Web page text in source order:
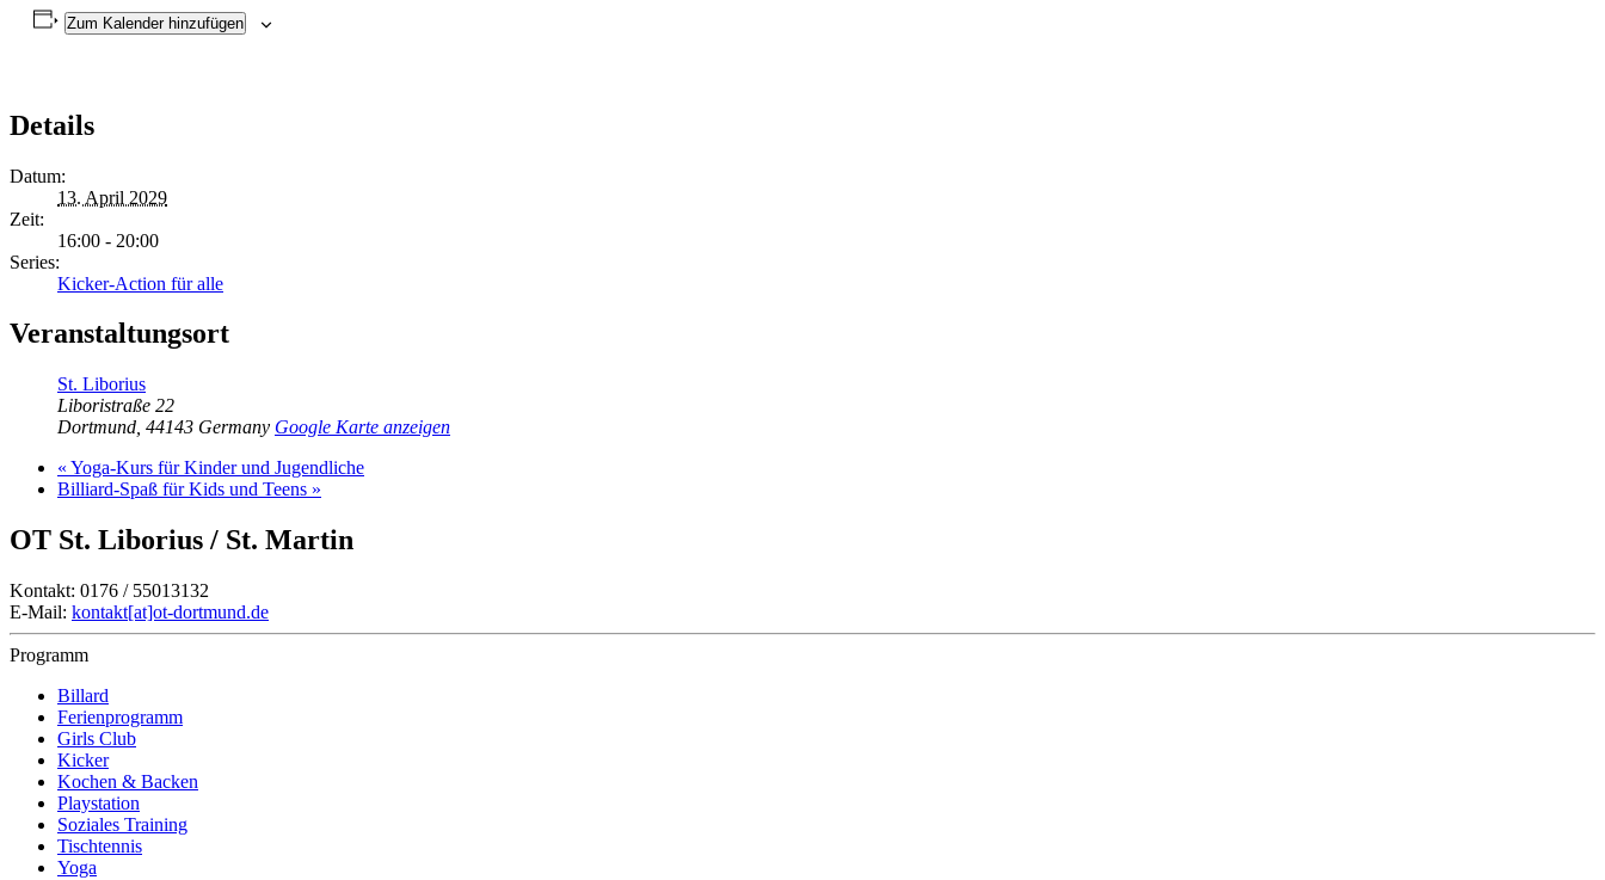
Zum Kalender hinzufügen
Details
Datum:
13. April 2029
Zeit:
16:00 - 20:00
Series:
Kicker-Action für alle
Veranstaltungsort
St. Liborius
Liboristraße 22
Dortmund 44143 Germany Google Karte anzeigen
« Yoga-Kurs für Kinder und Jugendliche
Billiard-Spaß für Kids und Teens »
OT St. Liborius / St. Martin
Kontakt: 0176 / 55013132
E-Mail: kontakt[at]ot-dortmund.de
Programm
Billard
Ferienprogramm
Girls Club
Kicker
Kochen & Backen
Playstation
Soziales Training
Tischtennis
Yoga